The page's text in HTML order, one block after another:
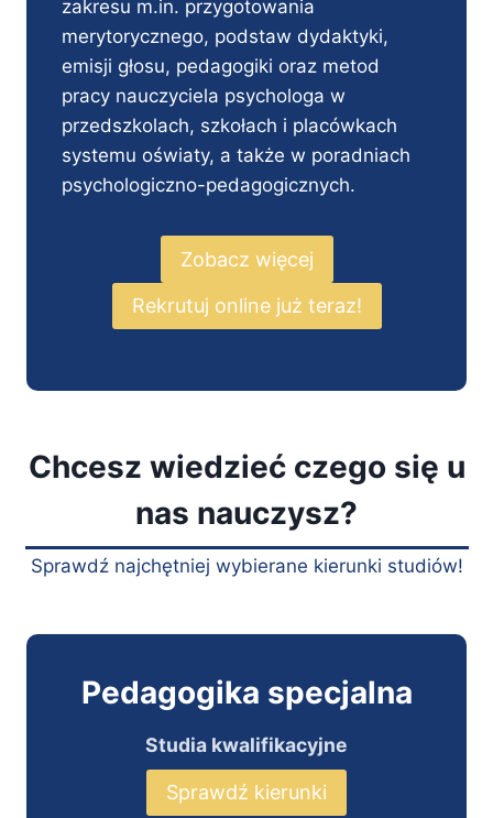
zakresu m.in. przygotowania
merytorycznego, podstaw dydaktyki,
emisji głosu, pedagogiki oraz metod
pracy nauczyciela psychologa w
przedszkolach, szkołach i placówkach
systemu oświaty, a także w poradniach
psychologiczno-pedagogicznych.
Zobacz więcej
Rekrutuj online już teraz!
Chcesz wiedzieć czego się u
nas nauczysz?
Sprawdź najchętniej wybierane kierunki studiów!
Pedagogika specjalna
Studia kwalifikacyjne
Sprawdź kierunki